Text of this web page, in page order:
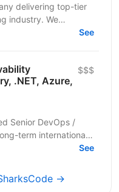
delivering top-tier
industry. We
into new... See
.NET, Azure,
$$$
Senior DevOps /
term international
See
→